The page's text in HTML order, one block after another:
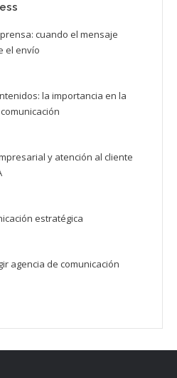
cuando el mensaje
el envío
la importancia en la
y atención al cliente
estratégica
agencia de comunicación